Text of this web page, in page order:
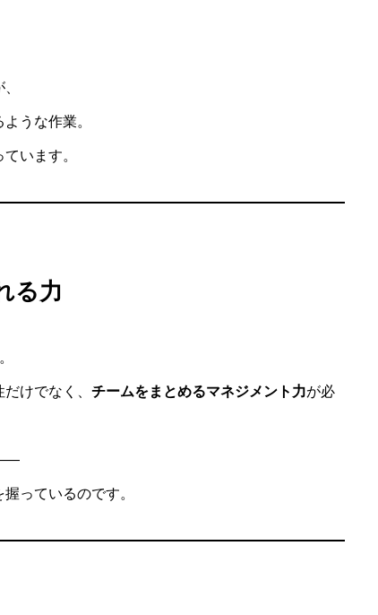
うな作業。
います。
る力
けでなく、 チームをまとめるマネジメント力が必
――
っているのです。